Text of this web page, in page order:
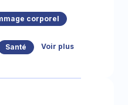
corporel
Santé Voir plus